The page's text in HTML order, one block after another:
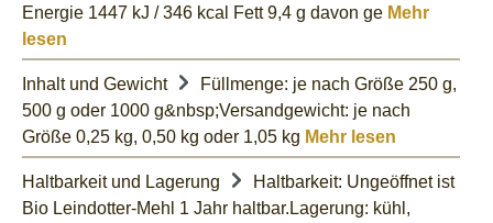
Energie 1447 kJ / 346 kcal Fett 9,4 g davon ge Mehr
lesen
Inhalt und Gewicht
Füllmenge: je nach Größe 250 g,
500 g oder 1000 g&nbsp;Versandgewicht: je nach
Größe 0,25 kg, 0,50 kg oder 1,05 kg Mehr lesen
Haltbarkeit und Lagerung
Haltbarkeit: Ungeöffnet ist
Bio Leindotter-Mehl 1 Jahr haltbar.Lagerung: kühl,